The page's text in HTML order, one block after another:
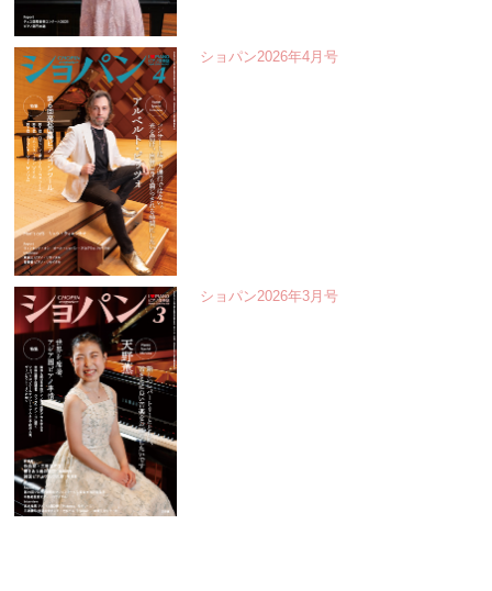
ショパン2026年4月号
ショパン2026年3月号